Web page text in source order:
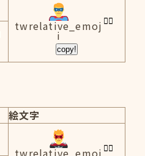
twrelative_emoj
i
copy!
絵文字
twrelative_emoj